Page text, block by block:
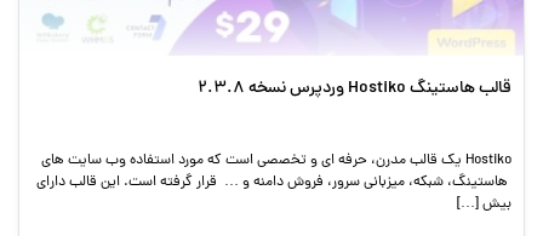
قالب هاستینگ Hostiko وردپرس نسخه 2.3.8
Hostiko یک قالب مدرن، حرفه ای و تخصصی است که مورد استفاده وب سایت های
هاستینگ، شبکه، میزبانی سرور، فروش دامنه و … قرار گرفته است. این قالب دارای
بیش […]